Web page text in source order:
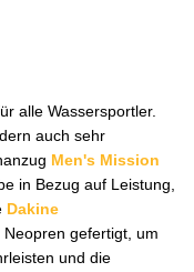
alle Wassersportler.
auch sehr
Men's Mission
in Bezug auf Leistung,
Dakine
gefertigt, um
und die